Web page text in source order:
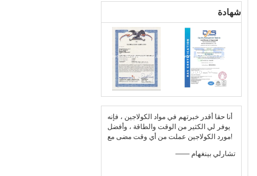
شهادة
أنا حقا أقدر خبرتهم في مواد الكولاجين ، فإنه
يوفر لي الكثير من الوقت والطاقة ، وأفضل
مورد الكولاجين عملت من أي وقت مضى مع!
—— تشارلي بينغهام